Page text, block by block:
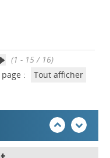
(1 - 15 / 16)
page :
Tout afficher
- (Se